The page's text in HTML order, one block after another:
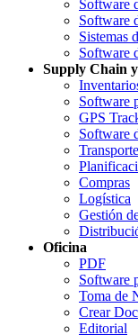
Software
Software
Sistemas
Software
Supply Chain
Software
GPS
Software
Transporte
Compras
Logística
Gestión
Oficina
PDF
Software
Toma de
Crear
Editorial